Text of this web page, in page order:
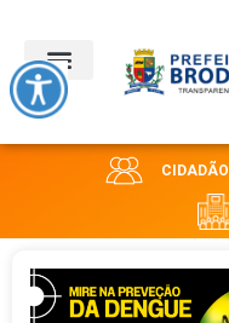
CIDADÃO